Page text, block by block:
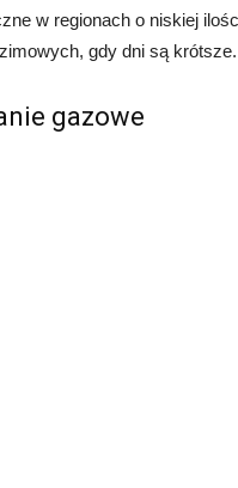
w regionach o niskiej
gdy dni są krótsze.
gazowe